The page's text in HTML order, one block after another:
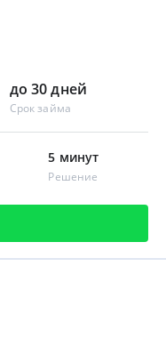
до 30 дней
Срок займа
5 минут
Решение